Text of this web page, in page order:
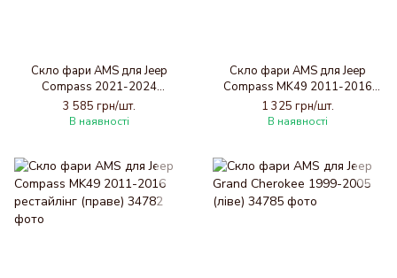
Скло фари AMS для Jeep
Compass 2021-2024
рестайлінг (праве)
3 585 грн/шт.
В наявності
Скло фари AMS для Jeep
Compass MK49 2011-2016
рестайлінг (ліве)
1 325 грн/шт.
В наявності